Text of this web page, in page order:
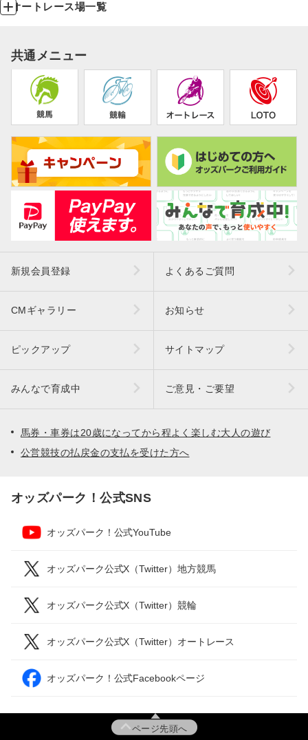
オートレース場一覧
共通メニュー
新規会員登録 よくあるご質問
CMギャラリー お知らせ
ピックアップ サイトマップ
みんなで育成中 ご意見・ご要望
馬券・車券は20歳になってから程よく楽しむ大人の遊び
公営競技の払戻金の支払を受けた方へ
オッズパーク！公式SNS
オッズパーク！公式YouTube
オッズパーク公式X（Twitter）地方競馬
オッズパーク公式X（Twitter）競輪
オッズパーク公式X（Twitter）オートレース
オッズパーク！公式Facebookページ
ページ先頭へ